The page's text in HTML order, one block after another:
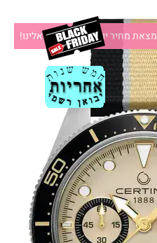
מצאת מחיר יותר זול?תקשרו אלינו!